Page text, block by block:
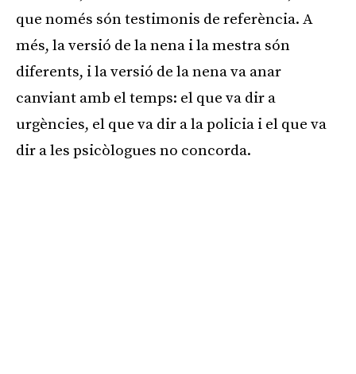
que només són testimonis de referència. A
més, la versió de la nena i la mestra són
diferents, i la versió de la nena va anar
canviant amb el temps: el que va dir a
urgències, el que va dir a la policia i el que va
dir a les psicòlogues no concorda.